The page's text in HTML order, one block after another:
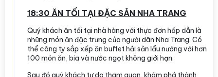
18:30 ĂN TỐI TẠI ĐẶC SẢN NHA TRANG
Quý khách ăn tối tại nhà hàng với thực đơn hấp dẫn là
những món ăn đặc trưng của người dân Nha Trang. Có
thể công ty sắp xếp ăn buffet hải sản lẩu nướng với hơn
100 món ăn, bia và nước ngọt không giới hạn.
Sau đó quý khách tự do tham quan, khám phá thành